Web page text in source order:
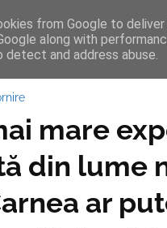
HOME FEATURES
mare
din lume
ar
from Google to
along with
and address abuse.